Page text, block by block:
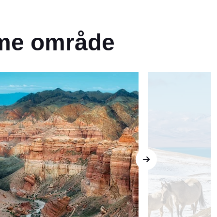
område